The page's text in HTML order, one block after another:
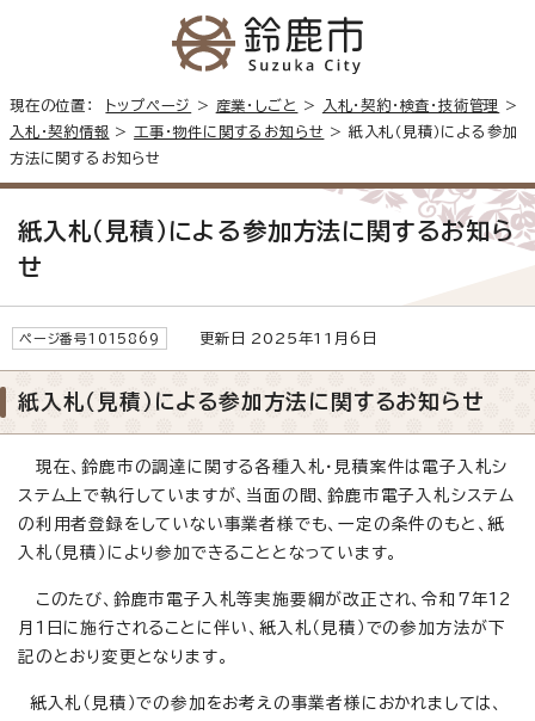
現在の位置： トップページ > 産業・しごと > 入札・契約・検査・技術管理
>
入札・契約情報 > 工事・物件に関するお知らせ > 紙入札（見積）による参加
方法に関するお知らせ
紙入札（見積）による参加方法に関するお知ら
せ
ページ番号1015869 更新日 2025年11月6日
紙入札（見積）による参加方法に関するお知らせ
現在、鈴鹿市の調達に関する各種入札・見積案件は電子入札シ
ステム上で執行していますが、当面の間、鈴鹿市電子入札システム
の利用者登録をしていない事業者様でも、一定の条件のもと、紙
入札（見積）により参加できることとなっています。
このたび、鈴鹿市電子入札等実施要綱が改正され、令和7年12
月1日に施行されることに伴い、紙入札（見積）での参加方法が下
記のとおり変更となります。
紙入札（見積）での参加をお考えの事業者様におかれましては、